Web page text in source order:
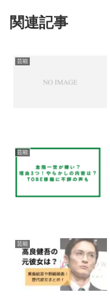
関連記事
芸能
芸能
芸能